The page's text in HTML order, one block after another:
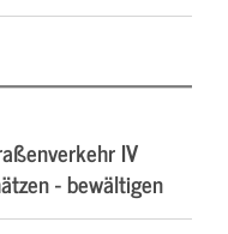
IV
- bewältigen